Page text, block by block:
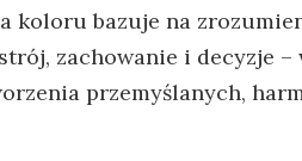
​koloru bazuje ‍na
zachowanie​ i decyzje
przemyślanych,